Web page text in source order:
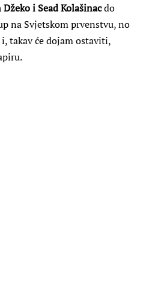
Džeko i Sead Kolašinacdo
na Svjetskom prvenstvu, no
takav će dojam ostaviti,